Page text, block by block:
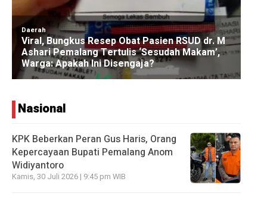
Nasional
KPK Beberkan Peran Gus Haris, Orang
Kepercayaan Bupati Pemalang Anom
Widiyantoro
Kamis, 30 Juli 2026 | 9:45 pm WIB